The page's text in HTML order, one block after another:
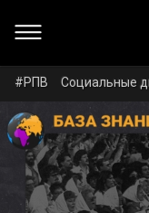
#РПВ Социальные